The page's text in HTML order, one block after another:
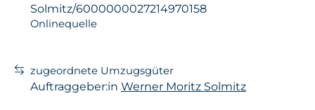
Solmitz/6000000027214970158
Onlinequelle
zugeordnete Umzugsgüter
Auftraggeber:in Werner Moritz Solmitz